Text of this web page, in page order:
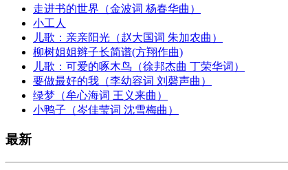
走进书的世界（金波词 杨春华曲）
小工人
儿歌：亲亲阳光（赵大国词 朱加农曲）
柳树姐姐辫子长简谱(方翔作曲)
儿歌：可爱的啄木鸟（徐邦杰曲 丁荣华词）
要做最好的我（李幼容词 刘磬声曲）
绿梦（牟心海词 王义来曲）
小鸭子（岑佳莹词 沈雪梅曲）
最新